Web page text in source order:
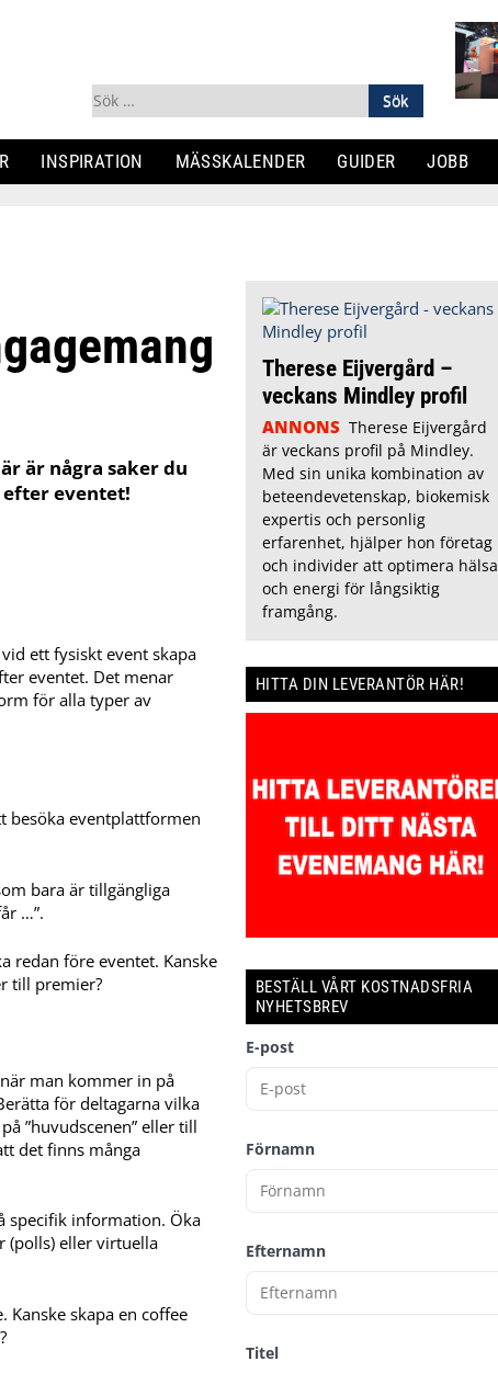
Sök
efter:
INSPIRATION MÄSSKALENDER GUIDER JOBB
är några saker du
eventet!
ett fysiskt event skapa
eventet. Det menar
för alla typer av
besöka eventplattformen
bara är tillgängliga
…”.
redan före eventet. Kanske
till premier?
man kommer in på
för deltagarna vilka
”huvudscenen” eller till
det finns många
specifik information. Öka
(polls) eller virtuella
skapa en coffee
Therese Eijvergård –
veckans Mindley profil
ANNONS Therese Eijvergård
är veckans profil på Mindley.
Med sin unika kombination av
beteendevetenskap, biokemisk
expertis och personlig
erfarenhet, hjälper hon företag
och individer att optimera hälsa
och energi för långsiktig
framgång.
HITTA DIN LEVERANTÖR HÄR!
BESTÄLL VÅRT KOSTNADSFRIA
NYHETSBREV
E-post
Förnamn
Efternamn
Titel